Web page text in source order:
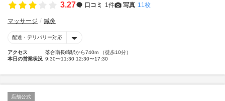
3.27 口コミ 1件 写真 11枚
マッサージ 鍼灸
配達・デリバリー対応
アクセス
落合南長崎駅から740m （徒歩10分）
本日の営業状況 9:30〜11:30 12:30〜17:30
店舗公式